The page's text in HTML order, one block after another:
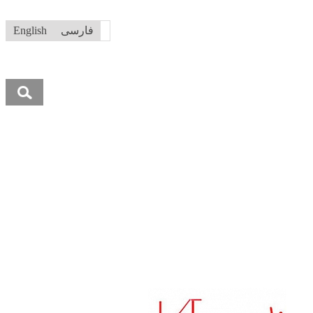
فارسی English